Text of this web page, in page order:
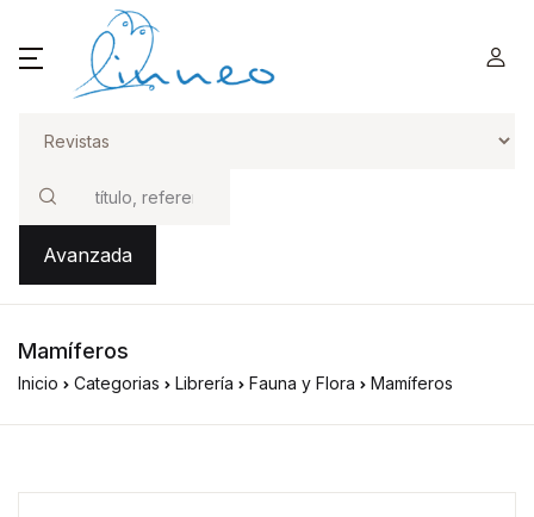
Buscar
Avanzada
Mamíferos
Inicio Categorias Librería Fauna y Flora Mamíferos